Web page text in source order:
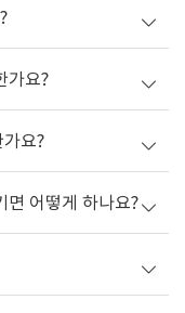
가요?
요?
면 어떻게 하나요?